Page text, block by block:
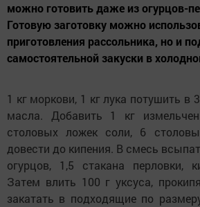
можно готовить даже из огурцов-
Готовую заготовку можно
приготовления рассольника, но и
самостоятельной закуски в
1 кг моркови, 1 кг лука потушить в
масла. Добавить 1 кг
столовых ложек соли, 6
довести до кипения. В смесь
огурцов, 1,5 стакана перловки,
Затем влить 100 г уксуса,
закатать в подходящие по